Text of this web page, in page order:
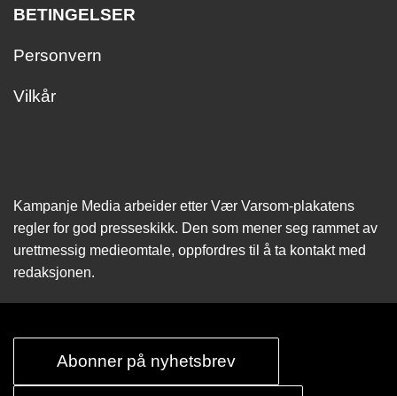
BETINGELSER
Personvern
Vilkår
Kampanje Media arbeider etter Vær Varsom-plakatens
regler for god presseskikk. Den som mener seg rammet av
urettmessig medie­omtale, oppfordres til å ta kontakt med
redaksjonen.
Abonner på nyhetsbrev